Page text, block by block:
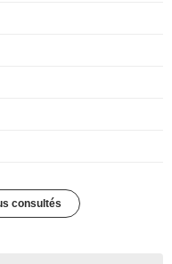
consultés